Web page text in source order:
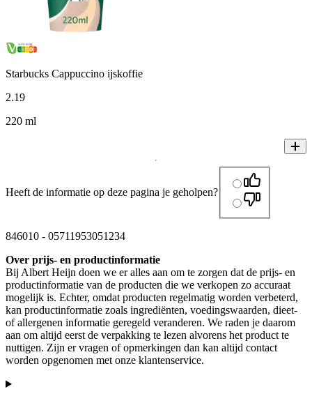
Starbucks Cappuccino ijskoffie
2.19
220 ml
Heeft de informatie op deze pagina je geholpen?
846010 - 05711953051234
Over prijs- en productinformatie
Bij Albert Heijn doen we er alles aan om te zorgen dat de prijs- en
productinformatie van de producten die we verkopen zo accuraat
mogelijk is. Echter, omdat producten regelmatig worden verbeterd,
kan productinformatie zoals ingrediënten, voedingswaarden, dieet-
of allergenen informatie geregeld veranderen. We raden je daarom
aan om altijd eerst de verpakking te lezen alvorens het product te
nuttigen. Zijn er vragen of opmerkingen dan kan altijd contact
worden opgenomen met onze klantenservice.